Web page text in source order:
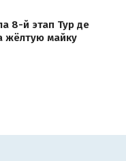
8-й этап Тур де
жёлтую майку